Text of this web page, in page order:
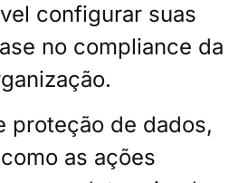
configurar suas
no compliance da
proteção de dados,
as ações